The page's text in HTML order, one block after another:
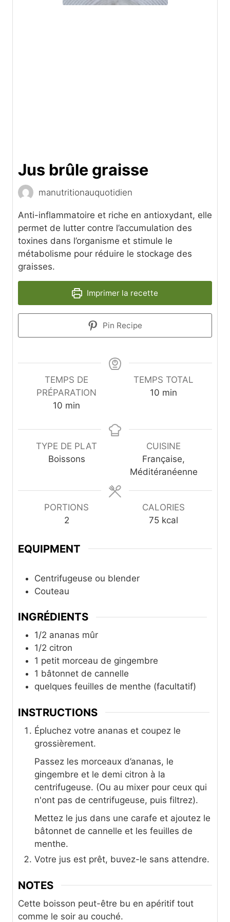
Jus brûle graisse
manutritionauquotidien
Anti-inflammatoire et riche en antioxydant, elle
permet de lutter contre l’accumulation des
toxines dans l’organisme et stimule le
métabolisme pour réduire le stockage des
graisses.
Imprimer la recette
Pin Recipe
TEMPS DE
PRÉPARATION
10 m
n
u
t
min
TEMPS TOTAL
10 m
u
t
e
s
min
TYPE DE PLAT
Boissons
CUISINE
Française,
Méditéranéenne
PORTIONS
2
CALORIES
75 kcal
EQUIPMENT
Centrifugeuse ou blender
Couteau
INGRÉDIENTS
1/2 ananas mûr
1/2 citron
1 petit morceau de gingembre
1 bâtonnet de cannelle
quelques feuilles de menthe (facultatif)
INSTRUCTIONS
Épluchez votre ananas et coupez le
grossièrement.
Passez les morceaux d’ananas, le
gingembre et le demi citron à la
centrifugeuse. (Ou au mixer pour ceux qui
n'ont pas de centrifugeuse, puis filtrez).
Mettez le jus dans une carafe et ajoutez le
bâtonnet de cannelle et les feuilles de
menthe.
Votre jus est prêt, buvez-le sans attendre.
NOTES
Cette boisson peut-être bu en apéritif tout
comme le soir au couché.